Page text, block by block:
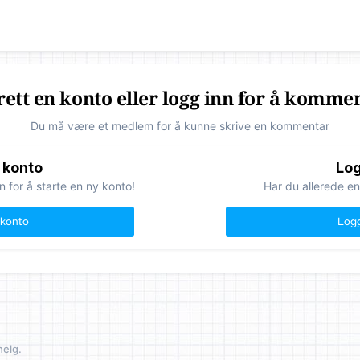
en konto eller logg inn for å
Du må være et medlem for å kunne skrive en kommentar
for å starte en ny konto! Har du allerede